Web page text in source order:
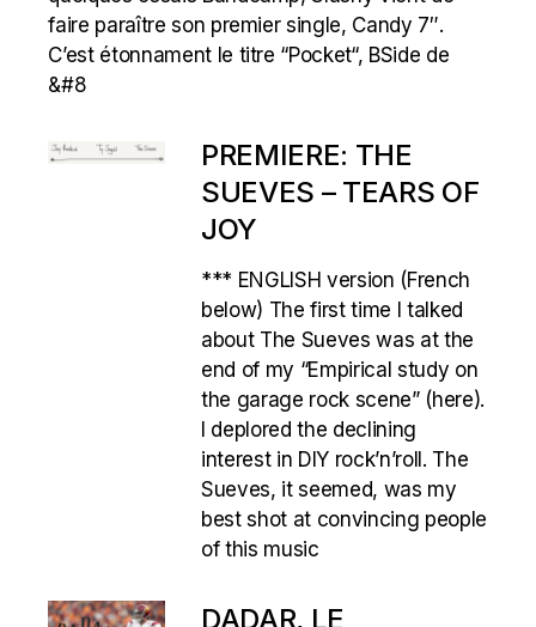
faire paraître son premier single, Candy 7″.
C’est étonnament le titre “Pocket“, BSide de
&#8
PREMIERE: THE
SUEVES – TEARS OF
JOY
*** ENGLISH version (French
below) The first time I talked
about The Sueves was at the
end of my “Empirical study on
the garage rock scene” (here).
I deplored the declining
interest in DIY rock’n’roll. The
Sueves, it seemed, was my
best shot at convincing people
of this music
DADAR, LE